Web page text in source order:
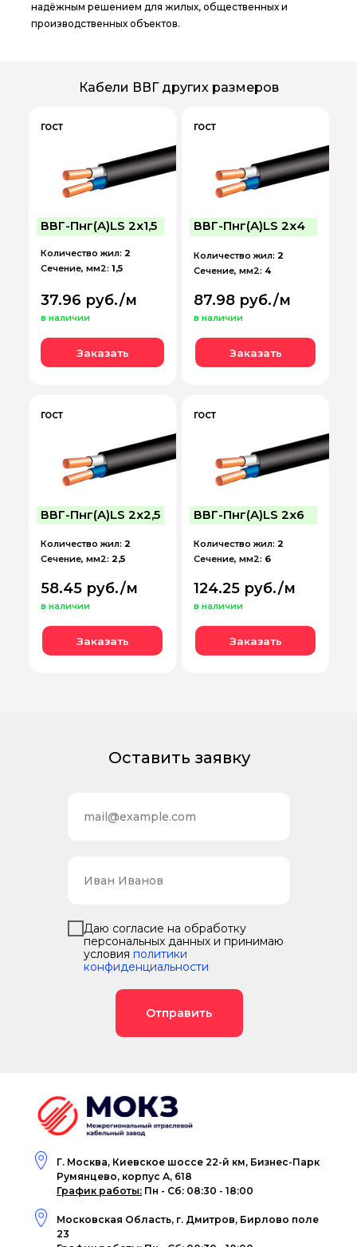
Кабели ВВГ других размеров
надёжным решением для жилых, общественных и
производственных объектов.
ВВГ-Пнг(A)LS 2х1,5
37.96 руб./м
Количество жил: 2
Сечение, мм2: 1,5
в наличии
Заказать
ГОСТ
Заказать
в наличии
Количество жил: 2
Сечение, мм2: 2,5
58.45 руб./м
ВВГ-Пнг(A)LS 2х2,5
ГОСТ
ВВГ-Пнг(A)LS 2х6
124.25 руб./м
Количество жил: 2
Сечение, мм2: 6
в наличии
Заказать
ГОСТ
Заказать
в наличии
Количество жил: 2
Сечение, мм2: 4
87.98 руб./м
ВВГ-Пнг(A)LS 2х4
ГОСТ
Московская Область, г. Дмитров, Бирлово поле
23
Г. Москва, Киевское шоссе 22-й км, Бизнес-Парк
Румянцево, корпус А, 618
График работы: Пн - Сб: 08:30 - 18:00
Даю согласие на обработку
персональных данных и принимаю
условия политики
конфиденциальности
Отправить
Оставить заявку